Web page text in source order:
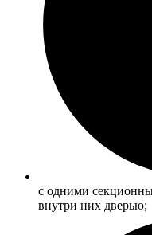
с одними
внутри них дверью;